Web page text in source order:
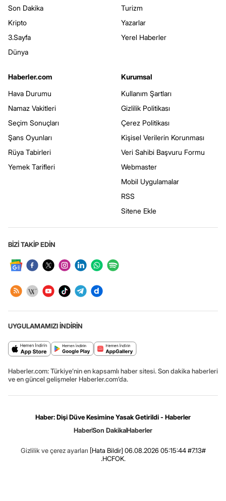
Son Dakika
Kripto
3.Sayfa
Dünya
Turizm
Yazarlar
Yerel Haberler
Haberler.com
Hava Durumu
Namaz Vakitleri
Seçim Sonuçları
Şans Oyunları
Rüya Tabirleri
Yemek Tarifleri
Kurumsal
Kullanım Şartları
Gizlilik Politikası
Çerez Politikası
Kişisel Verilerin Korunması
Veri Sahibi Başvuru Formu
Webmaster
Mobil Uygulamalar
RSS
Sitene Ekle
BİZİ TAKİP EDİN
UYGULAMAMIZI İNDİRİN
Haberler.com: Türkiye’nin en kapsamlı haber sitesi. Son dakika haberleri
ve en güncel gelişmeler Haberler.com’da.
Haber: Dişi Düve Kesimine Yasak Getirildi - Haberler
HaberSon DakikaHaberler
Gizlilik ve çerez ayarları [Hata Bildir] 06.08.2026 05:15:44 #7.13#
.HCFOK.